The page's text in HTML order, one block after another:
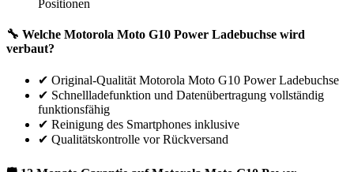
Positionen
🔧 Welche Motorola Moto G10 Power Ladebuchse wird
verbaut?
✔ Original-Qualität Motorola Moto G10 Power Ladebuchse
✔ Schnellladefunktion und Datenübertragung vollständig
funktionsfähig
✔ Reinigung des Smartphones inklusive
✔ Qualitätskontrolle vor Rückversand